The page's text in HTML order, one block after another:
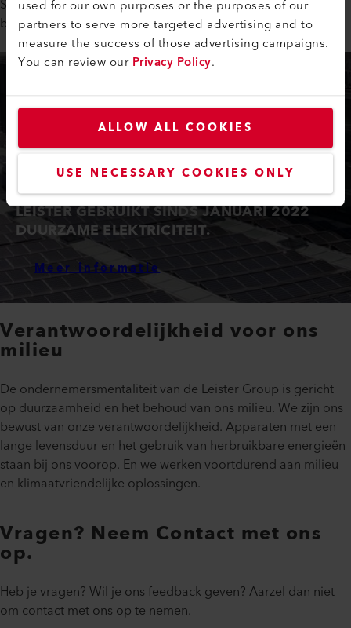
used for our own purposes or the purposes of our
partners to serve more targeted advertising and to
measure the success of those advertising campaigns.
You can review ourPrivacy Policy.
ALLOW ALL COOKIES
USE NECESSARY COOKIES ONLY
Sinds 1998 streeft Leister naar een klimaatvriendelijk
bouwconcept voor zijn gebouwen in Kaegiswil en Sarnen.
LEISTER GEBRUIKT SINDS JANUARI 2022
DUURZAME ELEKTRICITEIT.
Meer informatie
Verantwoordelijkheid voor ons
milieu
De ondernemersmentaliteit van de Leister Group is gericht
op duurzaamheid en het behoud van ons milieu. We zijn ons
bewust van onze verantwoordelijkheid. Apparaten met een
lange levensduur en het gebruik van herbruikbare energieën
staan bij ons voorop. En we werken voortdurend aan milieu-
en klimaatvriendelijke oplossingen.
Vragen? Neem Contact met ons
op.
Heb je vragen? Wil je ons feedback geven? Aarzel dan niet
om contact met ons op te nemen.